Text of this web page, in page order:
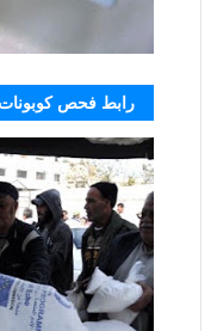
رابط فحص كوبونات